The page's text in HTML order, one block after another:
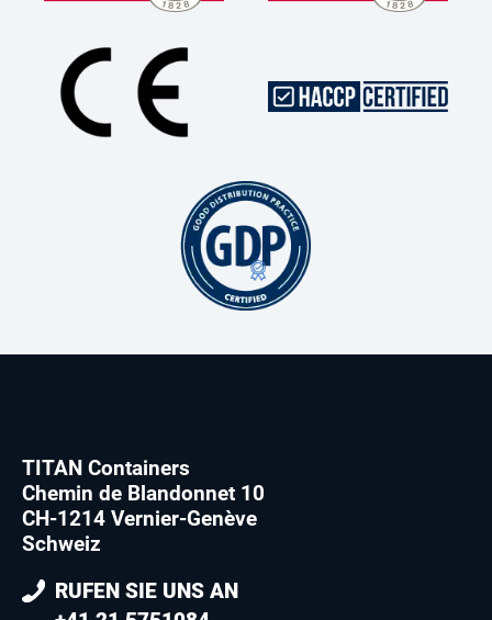
TITAN Containers
Chemin de Blandonnet 10
CH-1214 Vernier-Genève
Schweiz
RUFEN SIE UNS AN